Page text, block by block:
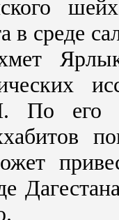
в среде
По его